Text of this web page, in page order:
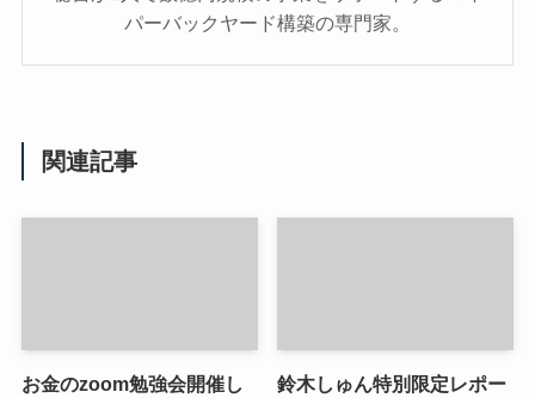
パーバックヤード構築の専門家。
関連記事
お金のzoom勉強会開催し
鈴木しゅん特別限定レポー